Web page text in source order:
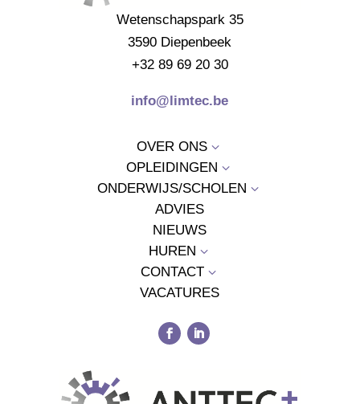
Wetenschapspark 35
3590 Diepenbeek
+32 89 69 20 30
info@limtec.be
OVER ONS 3
OPLEIDINGEN 3
ONDERWIJS/SCHOLEN 3
ADVIES
NIEUWS
HUREN 3
CONTACT3
VACATURES